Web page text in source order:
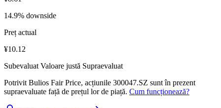
14.9% downside
Preț actual
¥10.12
Subevaluat Valoare justă Supraevaluat
Potrivit Bulios Fair Price, acțiunile 300047.SZ sunt în prezent
supraevaluate față de prețul lor de piață. Cum funcționează?